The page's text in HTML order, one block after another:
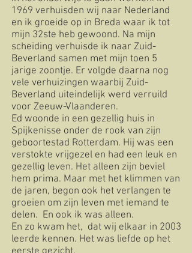
1969 verhuisden wij naar Nederland
en ik groeide op in Breda waar ik tot
mijn 32ste heb gewoond. Na mijn
scheiding verhuisde ik naar Zuid-
Beverland samen met mijn toen 5
jarige zoontje. Er volgde daarna nog
vele verhuizingen waarbij Zuid-
Beverland uiteindelijk werd verruild
voor Zeeuw-Vlaanderen.
Ed woonde in een gezellig huis in
Spijkenisse onder de rook van zijn
geboortestad Rotterdam. Hij was een
verstokte vrijgezel en had een leuk en
gezellig leven. Het alleen zijn beviel
hem prima. Maar met het klimmen van
de jaren, begon ook het verlangen te
groeien om zijn leven met iemand te
delen. En ook ik was alleen.
En zo kwam het, dat wij elkaar in 2003
leerde kennen. Het was liefde op het